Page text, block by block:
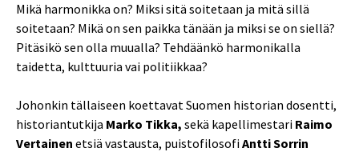
Mikä harmonikka on? Miksi sitä soitetaan ja mitä sillä
soitetaan? Mikä on sen paikka tänään ja miksi se on siellä?
Pitäsikö sen olla muualla? Tehdäänkö harmonikalla
taidetta, kulttuuria vai politiikkaa?
Johonkin tällaiseen koettavat Suomen historian dosentti,
historiantutkija Marko Tikka, sekä kapellimestari Raimo
Vertainen etsiä vastausta, puistofilosofiAntti Sorrin